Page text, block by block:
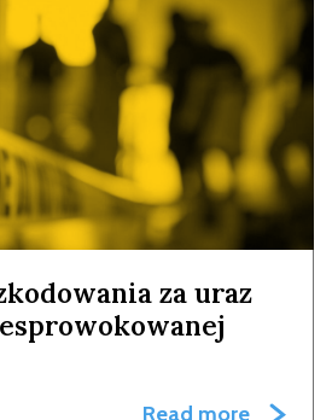
za uraz
Read more